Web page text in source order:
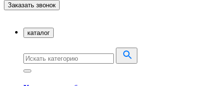
Заказать звонок
каталог